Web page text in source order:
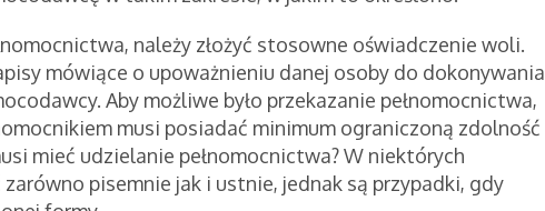
należy złożyć stosowne oświadczenie woli.
mówiące o upoważnieniu danej osoby do dokonywania
Aby możliwe było przekazanie pełnomocnictwa,
musi posiadać minimum ograniczoną zdolność
mieć udzielanie pełnomocnictwa? W niektórych
pisemnie jak i ustnie, jednak są przypadki, gdy